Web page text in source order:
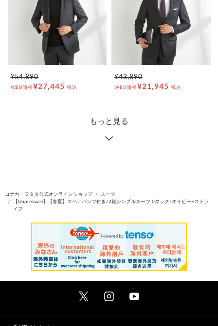
¥54,890
WEB価格¥27,445 税込
¥43,890
WEB価格¥21,945 税込
もっと見る
コナカ・フタタ公式オンラインショップ
スーツ
【Unpressure】【春夏】スペアパンツ付き/2釦シングルスーツ 0タック/ネイビー×ストラ
イプ